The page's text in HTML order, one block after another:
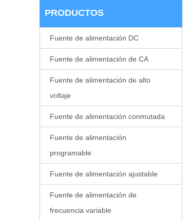
PRODUCTOS
Fuente de alimentación DC
Fuente de alimentación de CA
Fuente de alimentación de alto
voltaje
Fuente de alimentación conmutada
Fuente de alimentación
programable
Fuente de alimentación ajustable
Fuente de alimentación de
frecuencia variable